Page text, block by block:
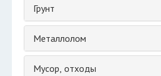
Грунт
Металлолом
Мусор, отходы